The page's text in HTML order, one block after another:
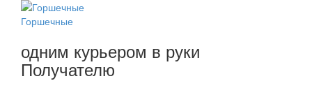
Горшечные
одним курьером в руки
Получателю